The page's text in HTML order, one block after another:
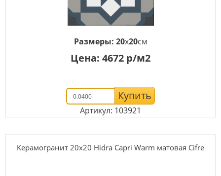
Размеры: 20x20см
Цена: 4672 р/м2
Купить
Артикул: 103921
Керамогранит 20x20 Hidra Capri Warm матовая Cifre